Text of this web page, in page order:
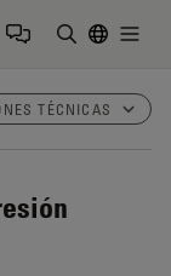
TÉCNICAS